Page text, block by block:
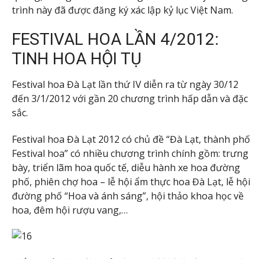
trình này đã được đăng ký xác lập kỷ lục Việt Nam.
FESTIVAL HOA LẦN 4/2012:
TINH HOA HỘI TỤ
Festival hoa Đà Lạt lần thứ IV diễn ra từ ngày 30/12
đến 3/1/2012 với gần 20 chương trình hấp dẫn và đặc
sắc.
Festival hoa Đà Lạt 2012 có chủ đề “Đà Lạt, thành phố
Festival hoa” có nhiều chương trình chính gồm: trưng
bày, triển lãm hoa quốc tế, diễu hành xe hoa đường
phố, phiên chợ hoa – lễ hội ẩm thực hoa Đà Lạt, lễ hội
đường phố “Hoa và ánh sáng”, hội thảo khoa học về
hoa, đêm hội rượu vang,…